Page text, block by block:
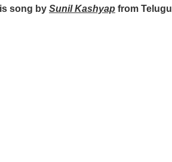
song by Sunil Kashyap from Telugu